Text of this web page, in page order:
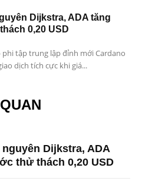
Dijkstra, ADA tăng
0,20 USD
tập trung lập đỉnh mới Cardano
dịch tích cực khi giá...
Dijkstra, ADA
thử thách 0,20 USD